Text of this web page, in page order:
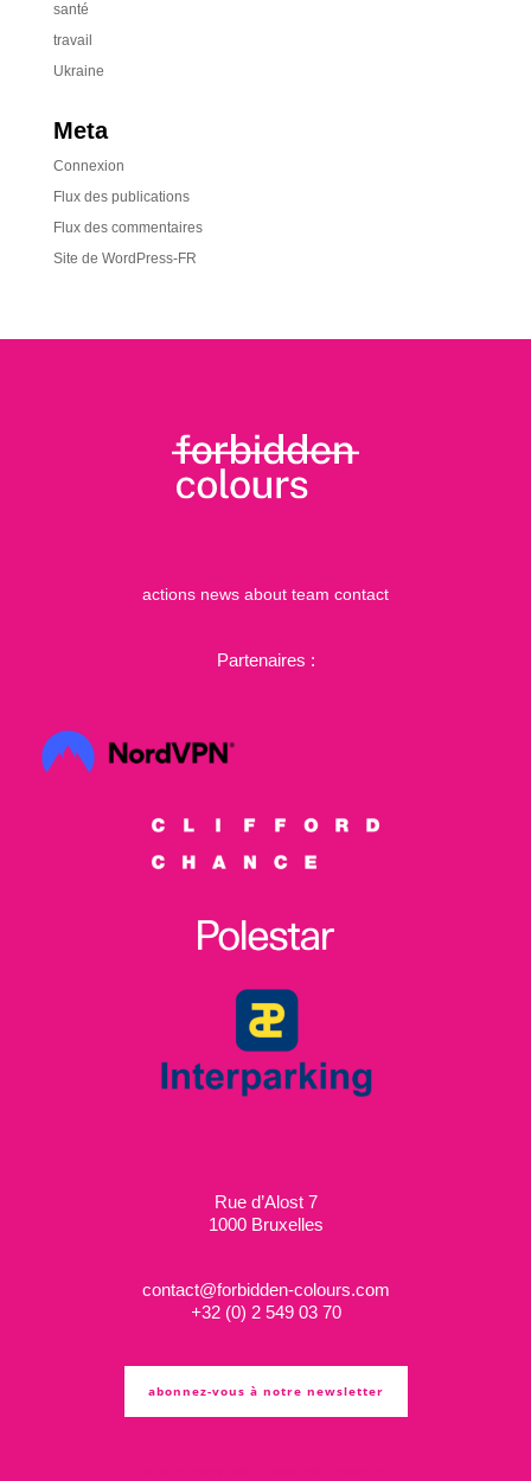
santé
travail
Ukraine
Meta
Connexion
Flux des publications
Flux des commentaires
Site de WordPress-FR
actions news about team contact
Partenaires :
Rue d’Alost 7
1000 Bruxelles
contact@forbidden-colours.com
+32 (0) 2 549 03 70
abonnez-vous à notre newsletter